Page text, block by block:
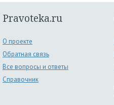
Pravoteka.ru
О проекте
Обратная связь
Все вопросы и ответы
Справочник